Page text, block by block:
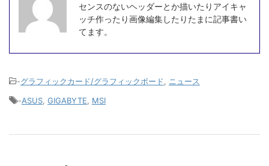
センスのないヘッダーとか描いたりアイキャ
ッチ作ったり画像編集したりたまに記事書い
てます。
-グラフィックカード/グラフィックボード
ニュース
-ASUS GIGABYTE MSI